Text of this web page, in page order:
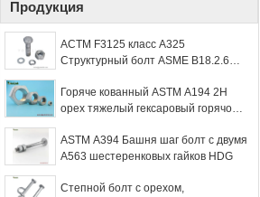
Продукция
АСТМ F3125 класс A325
Структурный болт ASME B18.2.6
Горяче кованный ASTM A194 2H
орех тяжелый гексаровый горячо
ASTM A394 Башня шаг болт с двумя
A563 шестеренковых гайков HDG
Степной болт с орехом,